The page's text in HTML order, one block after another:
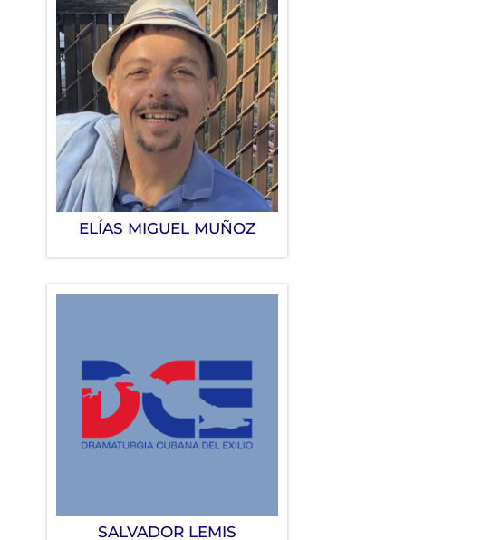
ELÍAS MIGUEL MUÑOZ
SALVADOR LEMIS